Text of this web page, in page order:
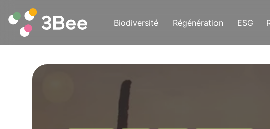
Biodiversité Régénération ESG